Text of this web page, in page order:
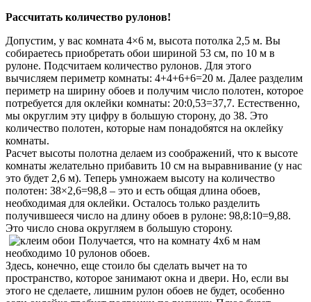
Рассчитать количество рулонов!
Допустим, у вас комната 4×6 м, высота потолка 2,5 м. Вы
собираетесь приобретать обои шириной 53 см, по 10 м в
рулоне. Подсчитаем количество рулонов. Для этого
вычисляем периметр комнаты: 4+4+6+6=20 м. Далее разделим
периметр на ширину обоев и получим число полотен, которое
потребуется для оклейки комнаты: 20:0,53=37,7. Естественно,
мы округлим эту цифру в большую сторону, до 38. Это
количество полотен, которые нам понадобятся на оклейку
комнаты.
Расчет высоты полотна делаем из соображений, что к высоте
комнаты желательно прибавить 10 см на выравнивание (у нас
это будет 2,6 м). Теперь умножаем высоту на количество
полотен: 38×2,6=98,8 – это и есть общая длина обоев,
необходимая для оклейки. Осталось только разделить
получившееся число на длину обоев в рулоне: 98,8:10=9,88.
Это число снова округляем в большую сторону.
Получается, что на комнату 4х6 м нам
необходимо 10 рулонов обоев.
Здесь, конечно, еще стоило бы сделать вычет на то
пространство, которое занимают окна и двери. Но, если вы
этого не сделаете, лишним рулон обоев не будет, особенно